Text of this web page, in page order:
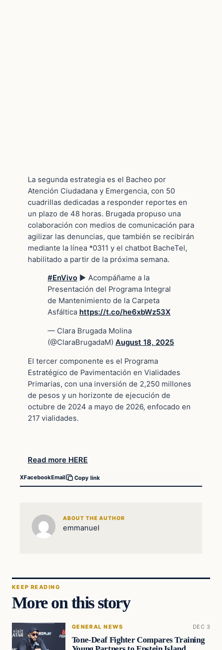
La segunda estrategia es el Bacheo por
Atención Ciudadana y Emergencia, con 50
cuadrillas dedicadas a responder reportes en
un plazo de 48 horas. Brugada propuso una
colaboración con medios de comunicación para
agilizar las denuncias, que también se recibirán
mediante la línea *0311 y el chatbot BacheTel,
habilitado a partir de la próxima semana.
#EnVivo ▶️ Acompáñame a la
Presentación del Programa Integral
de Mantenimiento de la Carpeta
Asfáltica https://t.co/he6xbWz53X
— Clara Brugada Molina
(@ClaraBrugadaM) August 18, 2025
El tercer componente es el Programa
Estratégico de Pavimentación en Vialidades
Primarias, con una inversión de 2,250 millones
de pesos y un horizonte de ejecución de
octubre de 2024 a mayo de 2026, enfocado en
217 vialidades.
Read more HERE
XFacebookEmail Copy link
ABOUT THE AUTHOR
emmanuel
KEEP READING
More on this story
GENERAL NEWS DEC 3
Tone-Deaf Fighter Compares Training